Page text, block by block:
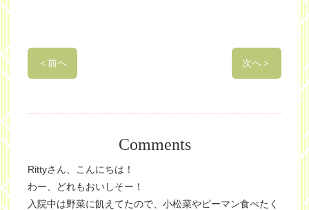
＜前へ 次へ＞
Comments
Rittyさん、こんにちは！
わー、どれもおいしそー！
入院中は野菜に飢えてたので、小松菜やピーマン食べたく